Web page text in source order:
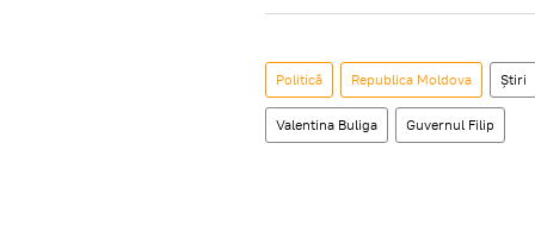
Politică Republica Moldova Știri
Valentina Buliga Guvernul Filip